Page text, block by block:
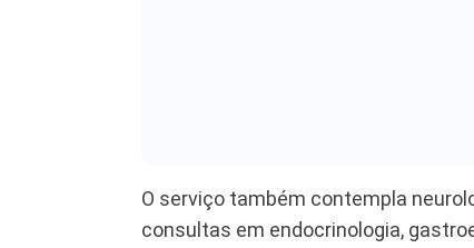
O serviço também contempla
consultas em endocrinologia,